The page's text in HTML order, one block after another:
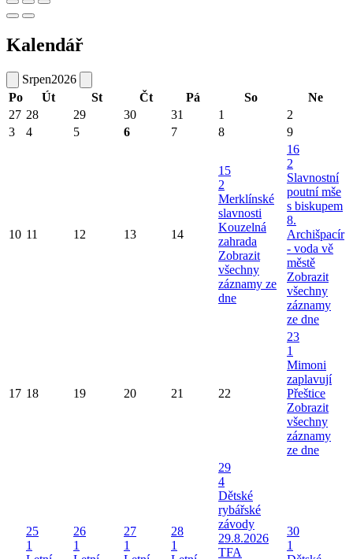
Kalendář
Srpen2026
Po
Út St Čt Pá So
Ne
27 28 29 30 31 1
2
3
4 5 6 7 8 9
10 11 12 13 14
15
2
Merklínské
slavnosti
Kouzelná
zahrada
Zobrazit
všechny
záznamy ze
dne
16
2
Slavnostní
poutní mše
s biskupem
8.
Archišpacír
- voda vě
městě
Zobrazit
všechny
záznamy
ze dne
17 18 19 20 21 22
23
1
Mimoni
zaplavují
Přeštice
Zobrazit
všechny
záznamy
ze dne
25
1
26
1
27
1
28
1
29
4
Dětské
rybářské
závody
29.8.2026
TFA
30
1